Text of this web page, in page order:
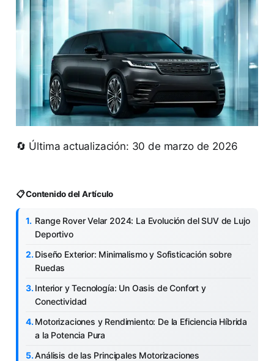
🔄 Última actualización: 30 de marzo de 2026
📋 Contenido del Artículo
Range Rover Velar 2024: La Evolución del SUV de Lujo
Deportivo
Diseño Exterior: Minimalismo y Sofisticación sobre
Ruedas
Interior y Tecnología: Un Oasis de Confort y
Conectividad
Motorizaciones y Rendimiento: De la Eficiencia Híbrida
a la Potencia Pura
Análisis de las Principales Motorizaciones